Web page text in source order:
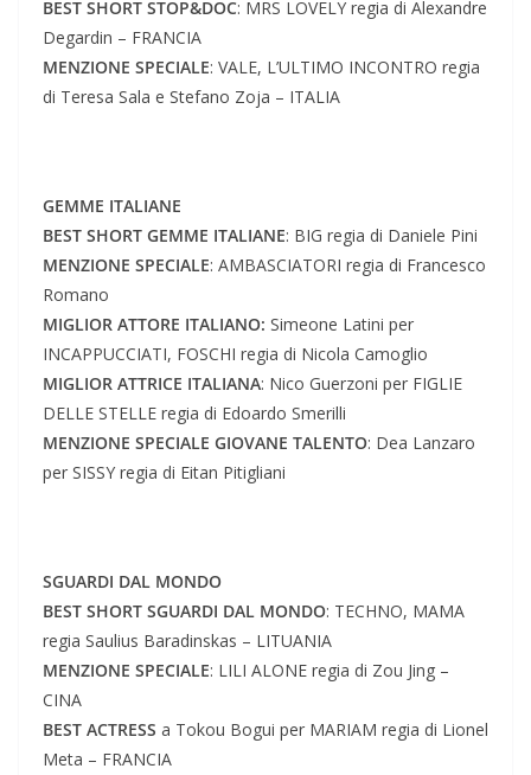
BEST SHORT STOP&DOC: MRS LOVELY regia di Alexandre
Degardin – FRANCIA
MENZIONE SPECIALE: VALE, L’ULTIMO INCONTRO regia
di Teresa Sala e Stefano Zoja – ITALIA
GEMME ITALIANE
BEST SHORT GEMME ITALIANE: BIG regia di Daniele Pini
MENZIONE SPECIALE: AMBASCIATORI regia di Francesco
Romano
MIGLIOR ATTORE ITALIANO: Simeone Latini per
INCAPPUCCIATI, FOSCHI regia di Nicola Camoglio
MIGLIOR ATTRICE ITALIANA: Nico Guerzoni per FIGLIE
DELLE STELLE regia di Edoardo Smerilli
MENZIONE SPECIALE GIOVANE TALENTO: Dea Lanzaro
per SISSY regia di Eitan Pitigliani
SGUARDI DAL MONDO
BEST SHORT SGUARDI DAL MONDO: TECHNO, MAMA
regia Saulius Baradinskas – LITUANIA
MENZIONE SPECIALE: LILI ALONE regia di Zou Jing –
CINA
BEST ACTRESS a Tokou Bogui per MARIAM regia di Lionel
Meta – FRANCIA